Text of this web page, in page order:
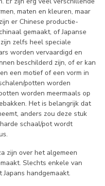
maten en kleuren, maar
er Chinese productie-
gemaakt, of Japanse
zelfs heel speciale
worden vervaardigd en
beschilderd zijn, of er kan
een motief of een vorm in
potten worden
worden meermaals op
Het is belangrijk dat
anders zou deze stuk
schaal/pot wordt
zijn over het algemeen
Slechts enkele van
handgemaakt.